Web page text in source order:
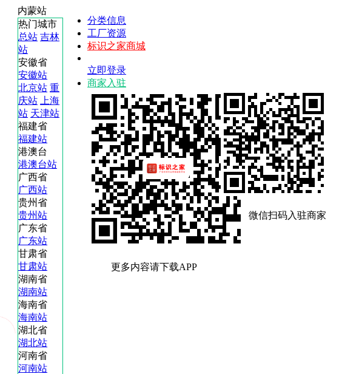
内蒙站
热门城市
总站 吉林
站
安徽省
安徽站
北京站 重
庆站
上海
站 天津站
福建省
福建站
港澳台
港澳台站
广西省
广西站
贵州省
贵州站
广东省
广东站
甘肃省
甘肃站
湖南省
湖南站
海南省
海南站
湖北省
湖北站
河南省
河南站
分类信息
工厂资源
标识之家商城
立即登录
商家入驻
更多内容请下载APP
微信扫码入驻商家